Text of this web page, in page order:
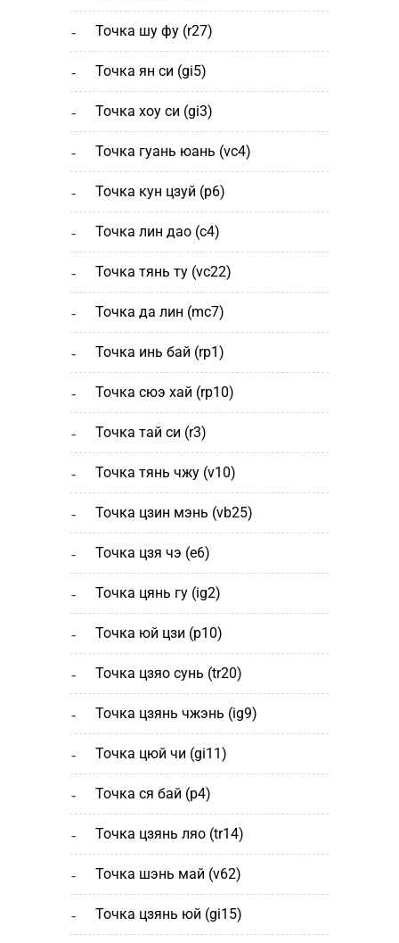
точка шу фу (r27)
точка ян си (gi5)
точка хоу си (gi3)
точка гуань юань (vc4)
точка кун цзуй (р6)
точка лин дао (c4)
точка тянь ту (vc22)
точка да лин (mc7)
точка инь бай (rp1)
точка сюэ хай (rp10)
точка тай си (r3)
точка тянь чжу (v10)
точка цзин мэнь (vb25)
точка цзя чэ (е6)
точка цянь гу (ig2)
точка юй цзи (р10)
точка цзяо сунь (tr20)
точка цзянь чжэнь (ig9)
точка цюй чи (gi11)
точка ся бай (р4)
точка цзянь ляо (tr14)
точка шэнь май (v62)
точка цзянь юй (gi15)